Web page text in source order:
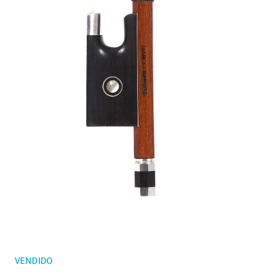
Mis ordenes
Lista de deseos
Violines niños
Arcos de violín
Arcos de violonchelo
Accesorios
CV Selectio
VENDIDO